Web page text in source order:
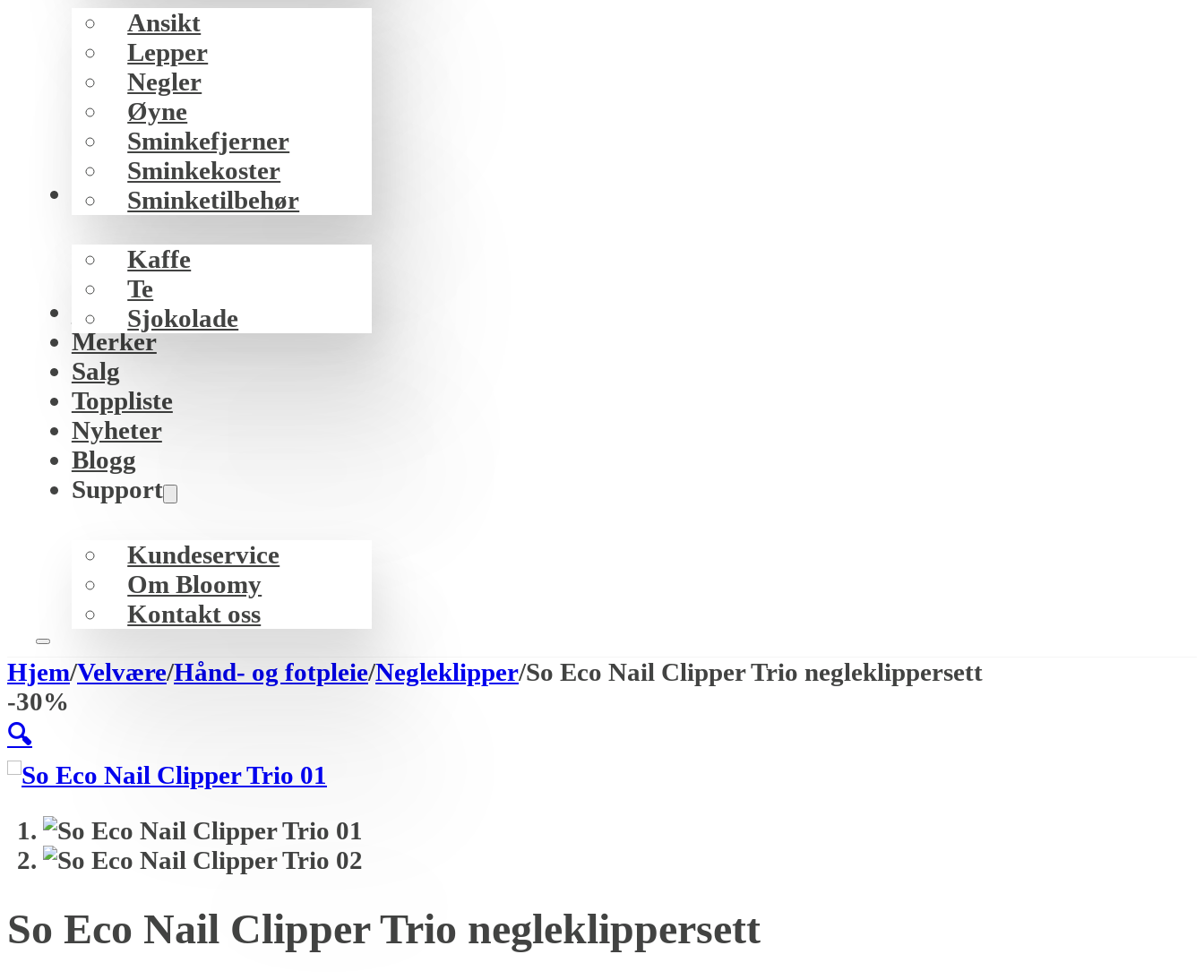
Ansikt
Lepper
Negler
Øyne
Sminkefjerner
Sminkekoster
Sminketilbehør
Mat/drikke
Kaffe
Te
Sjokolade
K-beauty
Merker
Salg
Toppliste
Nyheter
Blogg
Support
Kundeservice
Om Bloomy
Kontakt oss
Hjem/Velvære/Hånd- og fotpleie/Negleklipper/So Eco Nail Clipper Trio negleklippersett
-30%
🔍
So Eco Nail Clipper Trio negleklippersett